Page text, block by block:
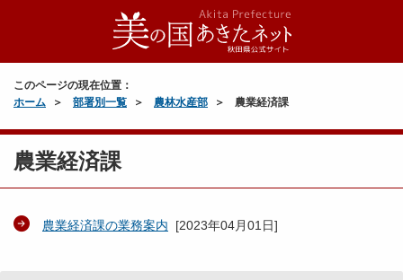
このページの現在位置：
ホーム
部署別一覧 農林水産部 農業経済課
農業経済課
農業経済課の業務案内 [2023年04月01日]